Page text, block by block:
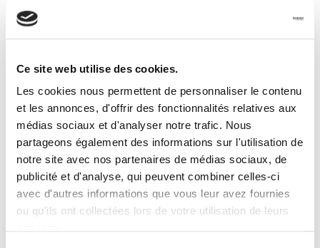
Ce site web utilise des cookies.
Les cookies nous permettent de personnaliser le contenu
et les annonces, d'offrir des fonctionnalités relatives aux
médias sociaux et d'analyser notre trafic. Nous
partageons également des informations sur l'utilisation de
notre site avec nos partenaires de médias sociaux, de
publicité et d'analyse, qui peuvent combiner celles-ci
avec d'autres informations que vous leur avez fournies
ou qu'ils ont collectées lors de votre utilisation de leurs
Solutions pour remédier à la pénurie
Amélioration des conditions de
travail et rémunération
Pour attirer et retenir les chauffeurs routiers, il est crucial
d'améliorer leurs conditions de travail et leur rémunération. Des
mesures telles quel'augmentation des salaireset la mise en
place de primes incitatives pour les missions difficiles peuvent
rendre le métier plus attractif. De plus,réduire la pénibilité
des tournéeset adapter les plannings aux différentes